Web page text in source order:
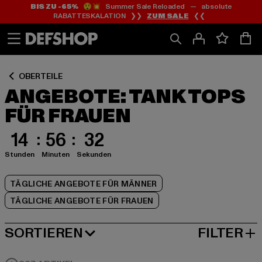
Zum
Inhalt
springen
Zum
Fußzeile
springen
BIS ZU -65%😲💥 Summer Sale Reloaded — absolute
RABATTESKALATION ❯❯ ZUM SALE ❮❮
OBERTEILE
ANGEBOTE: TANK TOPS
FÜR FRAUEN
14
Stunden
56
Minuten
31
Sekunden
TÄGLICHE ANGEBOTE FÜR MÄNNER
TÄGLICHE ANGEBOTE FÜR FRAUEN
Zum
Produktraster
springen
SORTIEREN
BELIEBTESTE FILTER